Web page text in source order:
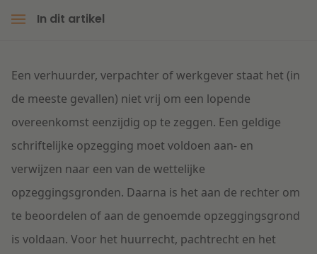
Onderwijs
In dit artikel
Een verhuurder, verpachter of werkgever staat het (in
de meeste gevallen) niet vrij om een lopende
overeenkomst eenzijdig op te zeggen. Een geldige
schriftelijke opzegging moet voldoen aan- en
verwijzen naar een van de wettelijke
opzeggingsgronden. Daarna is het aan de rechter om
te beoordelen of aan de genoemde opzeggingsgrond
is voldaan. Voor het huurrecht, pachtrecht en het